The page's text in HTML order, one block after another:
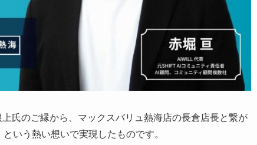
氏のご縁から、マックスバリュ熱海店の長倉店長と繋が
いう熱い想いで実現したものです。